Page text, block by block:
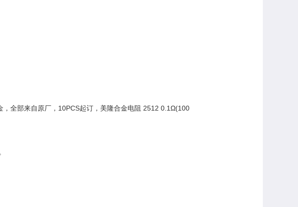
全部来自原厂，10PCS起订，美隆合金电阻 2512 0.1Ω(100